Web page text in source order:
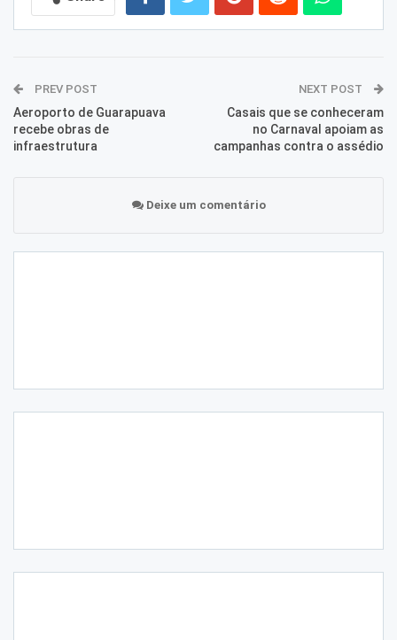
PREV POST
Aeroporto de Guarapuava
recebe obras de
infraestrutura
NEXT POST
Casais que se conheceram
no Carnaval apoiam as
campanhas contra o assédio
Deixe um comentário